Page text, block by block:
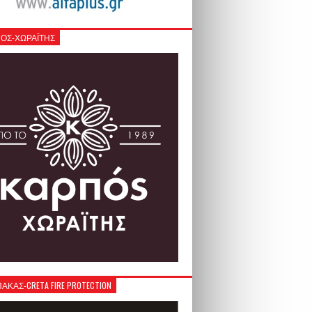
ΧΩΡΑΪΤΗΣ
CRETA FIRE PROTECTION